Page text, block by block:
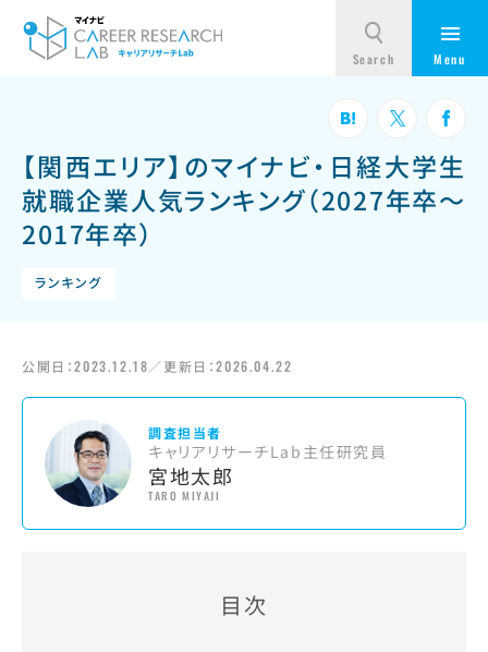
【関西エリア】のマイナビ・日経大学生
就職企業人気ランキング（2027年卒～
2017年卒）
ランキング
公開日：2023.12.18／更新日：2026.04.22
調査担当者
キャリアリサーチLab主任研究員
宮地太郎
TARO MIYAJI
目次